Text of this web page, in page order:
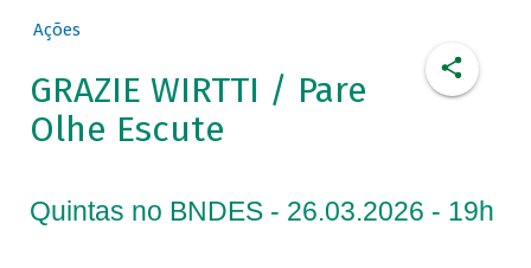
Ações
GRAZIE WIRTTI / Pare
Olhe Escute
Quintas no BNDES - 26.03.2026 - 19h